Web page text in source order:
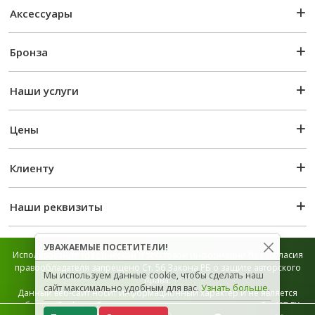
Аксессуары
Бронза
Наши услуги
Цены
Клиенту
Наши реквизиты
Использование графической и текстовой информации без согласия
правообладателя запрещено Ст. 56 Закона РБ о защите авторского
права.
Данный веб-сайт носит информационный характер и не является
публичной офертой, которая определяется положением Ст. 407 ГК
УВАЖАЕМЫЕ ПОСЕТИТЕЛИ!
Мы используем данные cookie, чтобы сделать наш
сайт максимально удобным для вас. Узнать больше.